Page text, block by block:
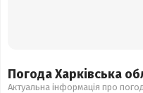
Погода Харківська
Актуальна інформація про